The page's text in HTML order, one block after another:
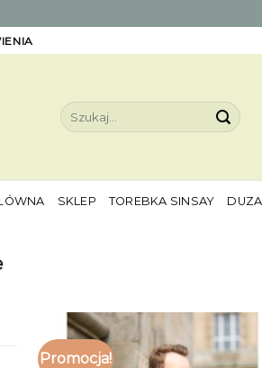
Szukaj:
SKLEP TOREBKA SINSAY
Promocja!